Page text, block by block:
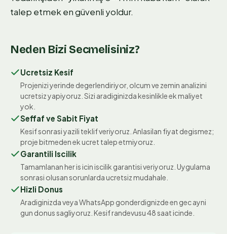
talep etmek en güvenli yoldur.
Neden Bizi Secmelisiniz?
Ucretsiz Kesif
Projenizi yerinde degerlendiriyor, olcum ve zemin analizini
ucretsiz yapiyoruz. Sizi aradiginizda kesinlikle ek maliyet
yok.
Seffaf ve Sabit Fiyat
Kesif sonrasi yazili teklif veriyoruz. Anlasilan fiyat degismez;
proje bitmeden ek ucret talep etmiyoruz.
Garantili Iscilik
Tamamlanan her is icin iscilik garantisi veriyoruz. Uygulama
sonrasi olusan sorunlarda ucretsiz mudahale.
Hizli Donus
Aradiginizda veya WhatsApp gonderdignizde en gec ayni
gun donus sagliyoruz. Kesif randevusu 48 saat icinde.